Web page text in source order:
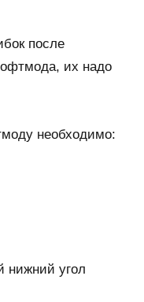
после
их надо
необходимо:
нижний угол